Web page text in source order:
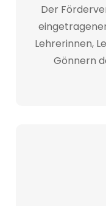
Der
Lehrerinnen,
Gönnern